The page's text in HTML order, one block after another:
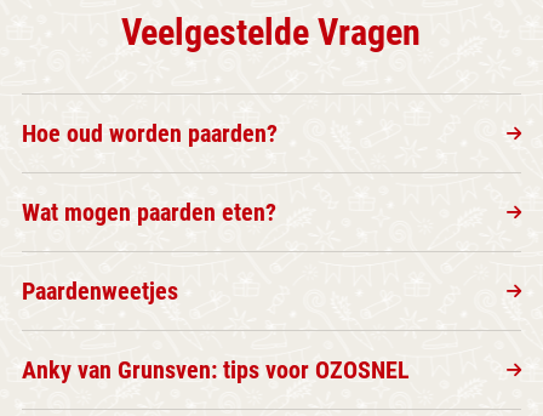
Veelgestelde Vragen
Hoe oud worden paarden?
Wat mogen paarden eten?
Paardenweetjes
Anky van Grunsven: tips voor OZOSNEL